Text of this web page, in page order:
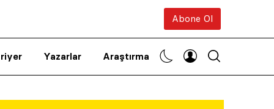
Abone Ol
Yazarlar Araştırma